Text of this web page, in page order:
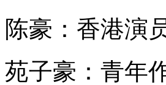
陈豪：香港演
苑子豪：青年